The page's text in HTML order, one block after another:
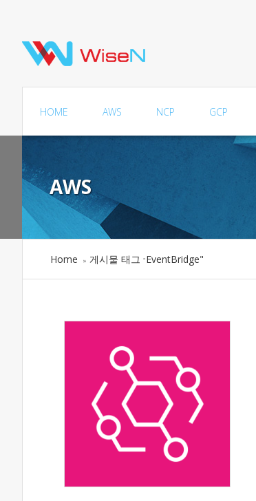
HOME AWS NCP GCP
AWS
Home » 게시물 태그 "EventBridge"